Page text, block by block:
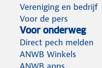
Vereniging en bedrijf
Voor de pers
Voor onderweg
Direct pech melden
ANWB Winkels